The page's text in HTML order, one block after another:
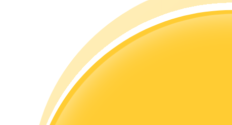
Handelsstrategier
Lär dig hur du håller dig lönsam